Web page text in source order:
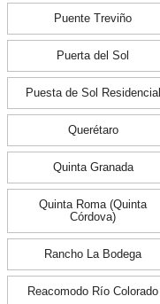
Puente Treviño
Puerta del Sol
Puesta de Sol Residencial
Querétaro
Quinta Granada
Quinta Roma (Quinta
Córdova)
Rancho La Bodega
Reacomodo Río Colorado